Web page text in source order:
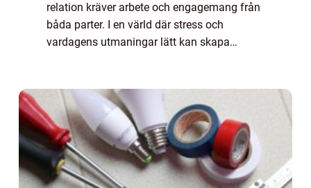
relation kräver arbete och engagemang från
båda parter. I en värld där stress och
vardagens utmaningar lätt kan skapa